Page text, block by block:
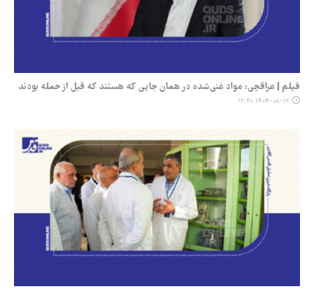
فیلم | عراقچی: مواد غنی‌شده در همان جایی که هستند که قبل‌ از حمله بودند
۱۴۰۴-۰۸-۱۲ ۱۲:۳۰